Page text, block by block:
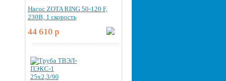
Насос ZOTA RING 50-120 F,
230В, 1 скорость
44 610 p